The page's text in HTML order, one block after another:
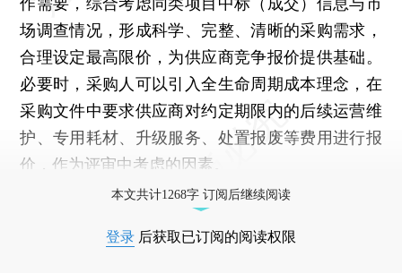
场调查情况，形成科学、完整、清晰的采购需求，
合理设定最高限价，为供应商竞争报价提供基础。
必要时，采购人可以引入全生命周期成本理念，在
采购文件中要求供应商对约定期限内的后续运营维
护、专用耗材、升级服务、处置报废等费用进行报
价，作为评审中考虑的因素。
本文共计1268字 订阅后继续阅读
登录 后获取已订阅的阅读权限